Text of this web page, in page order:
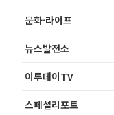
문화·라이프
뉴스발전소
이투데이TV
스페셜리포트